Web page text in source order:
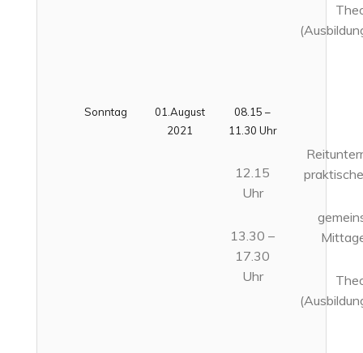
Sonntag
01.August
2021
08.15 –
11.30 Uhr
12.15
Uhr
13.30 –
17.30
Uhr